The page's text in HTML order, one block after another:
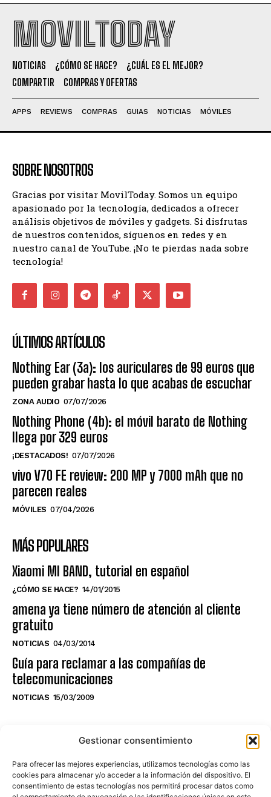
Gestionar consentimiento
Para ofrecer las mejores experiencias, utilizamos tecnologías como las
cookies para almacenar y/o acceder a la información del dispositivo. El
consentimiento de estas tecnologías nos permitirá procesar datos como
MOVILTODAY
NOTICIAS ¿CÓMO SE HACE?
¿CUÁL ES EL MEJOR?
COMPARTIR
COMPRAS Y OFERTAS
APPS REVIEWS COMPRAS GUIAS NOTICIAS MÓVILES
SOBRE NOSOTROS
Gracias por visitar MovilToday. Somos un equipo
apasionado por la tecnología, dedicados a ofrecer
análisis objetivos de móviles y gadgets. Si disfrutas
de nuestros contenidos, síguenos en redes y en
nuestro canal de YouTube. ¡No te pierdas nada sobre
tecnología!
ÚLTIMOS ARTÍCULOS
Nothing Ear (3a): los auriculares de 99 euros que
pueden grabar hasta lo que acabas de escuchar
ZONA AUDIO 07/07/2026
Nothing Phone (4b): el móvil barato de Nothing
llega por 329 euros
¡DESTACADOS! 07/07/2026
vivo V70 FE review: 200 MP y 7000 mAh que no
parecen reales
MÓVILES 07/04/2026
MÁS POPULARES
Xiaomi MI BAND, tutorial en español
¿CÓMO SE HACE? 14/01/2015
amena ya tiene número de atención al cliente
gratuito
NOTICIAS 04/03/2014
Guía para reclamar a las compañías de
telecomunicaciones
NOTICIAS 15/03/2009
NO TE PIERDAS LO ÚLTIMO DEL CANAL